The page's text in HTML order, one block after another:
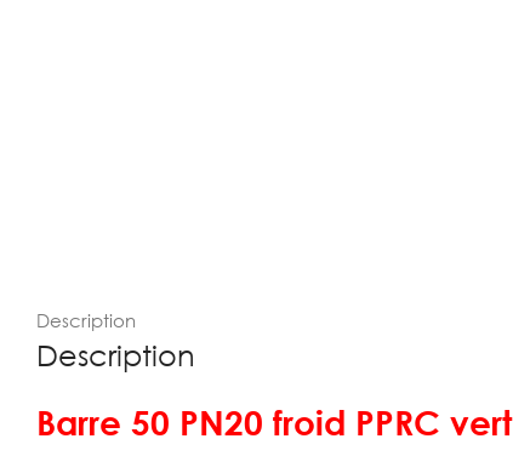
Description
Description
Barre 50 PN20 froid PPRC vert